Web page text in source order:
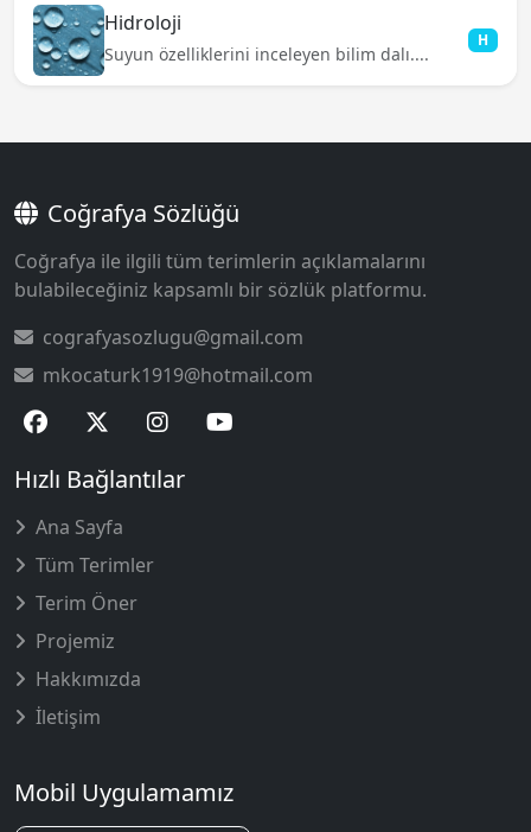
Hidroloji
Suyun özelliklerini inceleyen bilim dalı....
H
Coğrafya Sözlüğü
Coğrafya ile ilgili tüm terimlerin açıklamalarını
bulabileceğiniz kapsamlı bir sözlük platformu.
cografyasozlugu@gmail.com
mkocaturk1919@hotmail.com
Hızlı Bağlantılar
Ana Sayfa
Tüm Terimler
Terim Öner
Projemiz
Hakkımızda
İletişim
Mobil Uygulamamız